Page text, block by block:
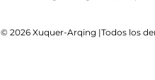
2026 Xuquer-Arqing |Todos los